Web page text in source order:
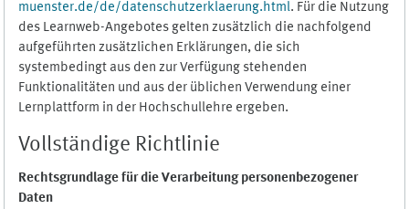
muenster.de/de/datenschutzerklaerung.html. Für die Nutzung
des Learnweb-Angebotes gelten zusätzlich die nachfolgend
aufgeführten zusätzlichen Erklärungen, die sich
systembedingt aus den zur Verfügung stehenden
Funktionalitäten und aus der üblichen Verwendung einer
Lernplattform in der Hochschullehre ergeben.
Vollständige Richtlinie
Rechtsgrundlage für die Verarbeitung personenbezogener
Daten